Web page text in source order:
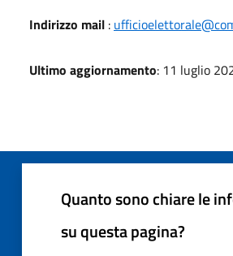
Indirizzo mail :
Ultimo aggiornamento: 11 luglio
Quanto sono chiare le
su questa pagina?